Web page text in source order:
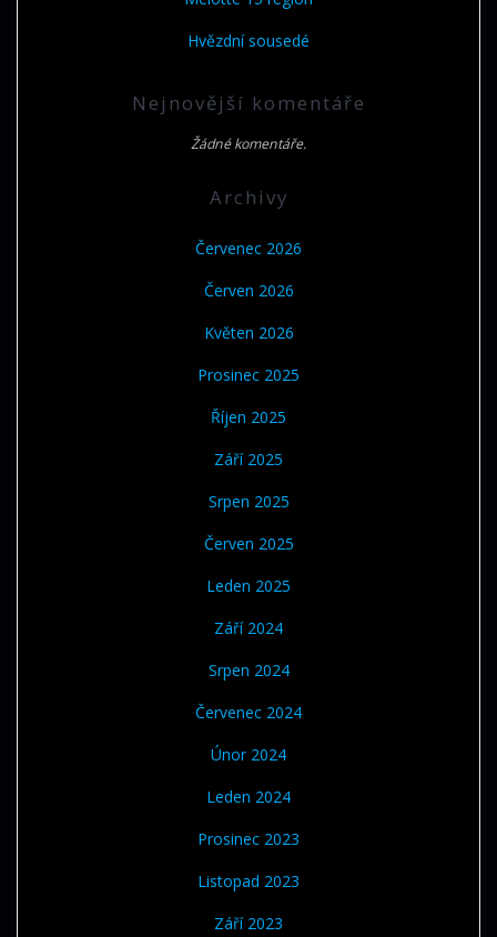
Hvězdní sousedé
Nejnovější komentáře
Žádné komentáře.
Archivy
Červenec 2026
Červen 2026
Květen 2026
Prosinec 2025
Říjen 2025
Září 2025
Srpen 2025
Červen 2025
Leden 2025
Září 2024
Srpen 2024
Červenec 2024
Únor 2024
Leden 2024
Prosinec 2023
Listopad 2023
Září 2023